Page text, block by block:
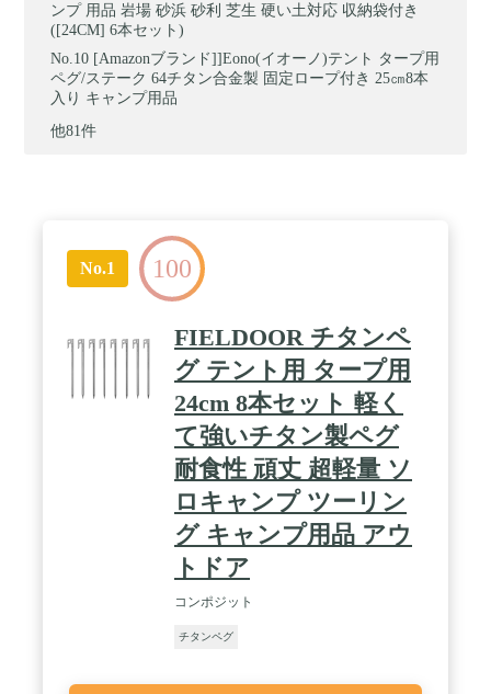
ンプ 用品 岩場 砂浜 砂利 芝生 硬い土対応 収納袋付き
([24CM] 6本セット)
[Amazonブランド]]Eono(イオーノ)テント タープ用
ペグ/ステーク 64チタン合金製 固定ロープ付き 25㎝8本
入り キャンプ用品
他81件
No.1 100
FIELDOOR チタンペ
グ テント用 タープ用
24cm 8本セット 軽く
て強いチタン製ペグ
耐食性 頑丈 超軽量 ソ
ロキャンプ ツーリン
グ キャンプ用品 アウ
トドア
コンポジット
チタンペグ